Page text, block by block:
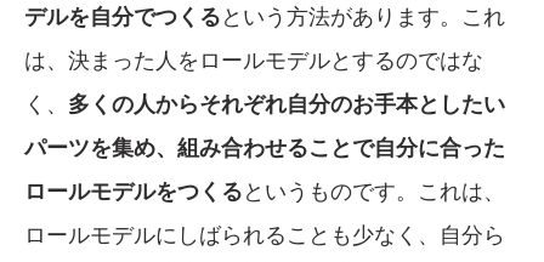
デルを自分でつくるという方法があります。これ
は、決まった人をロールモデルとするのではな
く、 多くの人からそれぞれ自分のお手本としたい
パーツを集め、組み合わせることで自分に合った
ロールモデルをつくるというものです。これは、
ロールモデルにしばられることも少なく、自分ら